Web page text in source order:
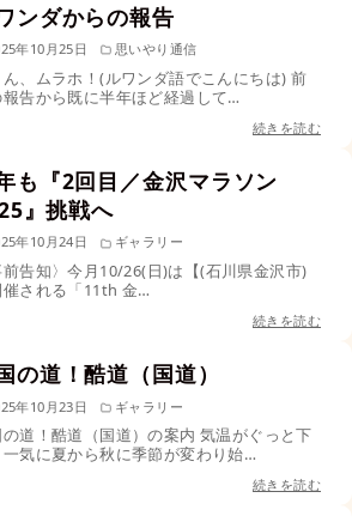
ンダからの報告
年10月25日 思いやり通信
ん、ムラホ！(ルワンダ語でこんにちは) 前
報告から既に半年ほど経過して…
続きを読む
も『2回目／金沢マラソン
』挑戦へ
年10月24日 ギャラリー
前告知〉今月10/26(日)は【(石川県金沢市)
催される「11th 金…
続きを読む
の道！酷道（国道）
年10月23日 ギャラリー
の道！酷道（国道）の案内 気温がぐっと下
一気に夏から秋に季節が変わり始…
続きを読む